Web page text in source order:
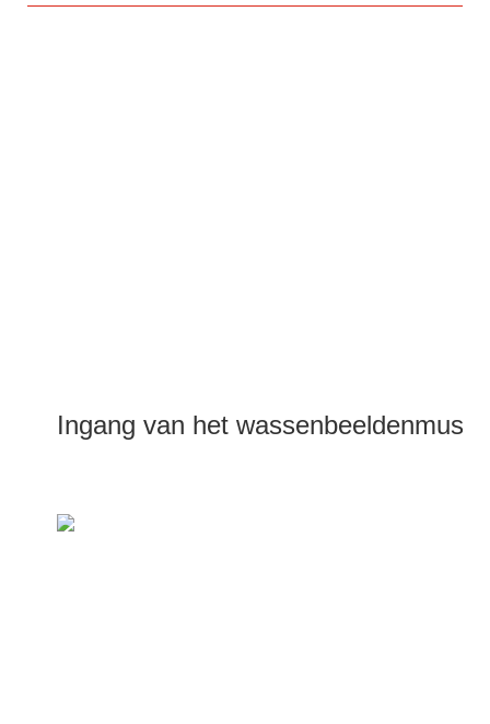
Ingang van het